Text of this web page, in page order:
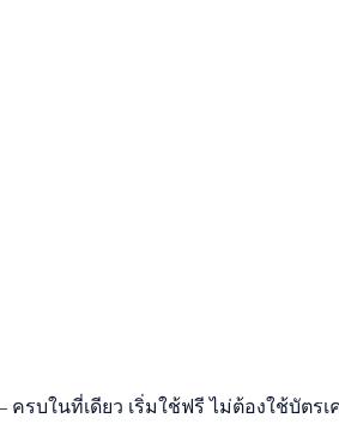
— ครบในที่เดียว เริ่มใช้ฟรี ไม่ต้องใช้บัตร